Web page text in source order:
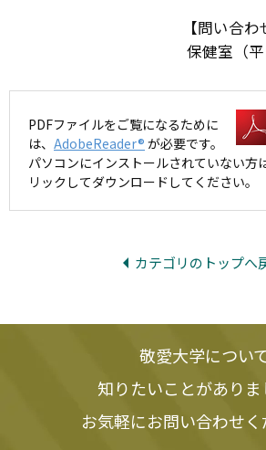
【問
保健室（平
PDFファイルをご覧になるために
は、 AdobeReader® が必要です。
パソコンにインストールされていない方
リックしてダウンロードしてください。
カテゴリのトップへ
敬愛大学につい
知りたいことがありま
お気軽にお問い合わせく